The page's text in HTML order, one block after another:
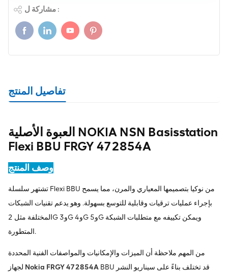
مشاركة ل :
تفاصيل المنتج
العبوة الأصلية NOKIA NSN Basisstation
Flexi BBU FRGY 472854A
وصف المنتج
تشتهر سلسلة Flexi BBU من نوكيا بتصميمها المعياري والمرن، مما يسمح
بإجراء عمليات ترقيات وقابلية للتوسع بسهولة. وهو يدعم تقنيات الشبكات
المختلفة مثل 2G و3G و4G و5G ويمكن تكييفه مع متطلبات الشبكة
المتطورة.
من المهم ملاحظة أن الميزات والإمكانيات والمواصفات الفنية المحددة
Nokia FRGY 472854A BBU قد تختلف بناءً على سيناريو النشر